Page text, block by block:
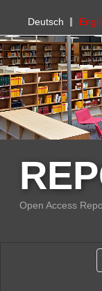
PHBern
Deutsch
Open Access